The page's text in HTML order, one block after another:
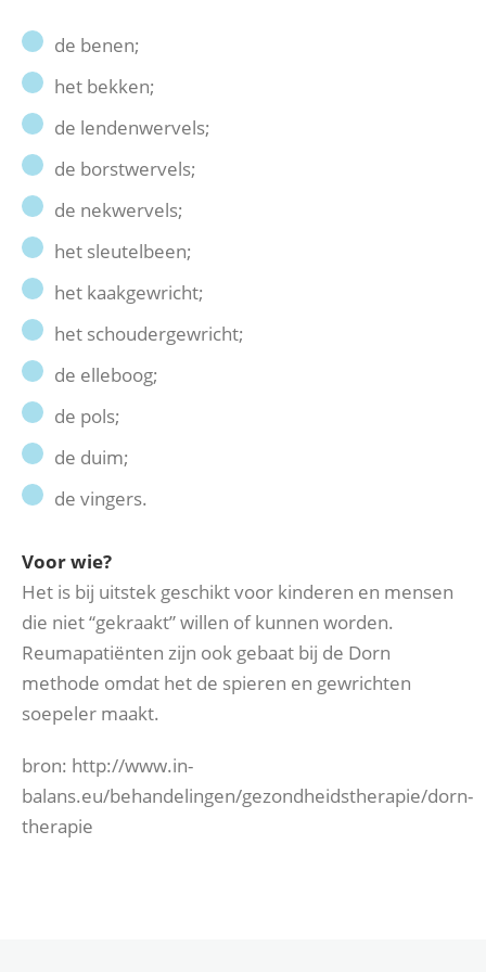
de benen;
het bekken;
de lendenwervels;
de borstwervels;
de nekwervels;
het sleutelbeen;
het kaakgewricht;
het schoudergewricht;
de elleboog;
de pols;
de duim;
de vingers.
Voor wie?
Het is bij uitstek geschikt voor kinderen en mensen
die niet “gekraakt” willen of kunnen worden.
Reumapatiënten zijn ook gebaat bij de Dorn
methode omdat het de spieren en gewrichten
soepeler maakt.
bron: http://www.in-
balans.eu/behandelingen/gezondheidstherapie/dorn-
therapie